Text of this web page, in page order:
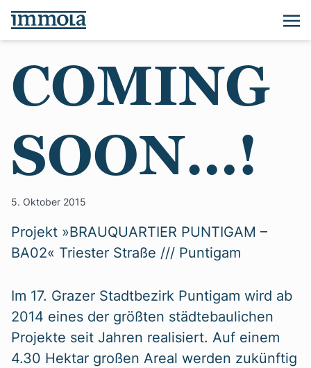
COMING
SOON…!
5. Oktober 2015
Projekt »BRAUQUARTIER PUNTIGAM –
BA02« Triester Straße /// Puntigam
Im 17. Grazer Stadtbezirk Puntigam wird ab
2014 eines der größten städtebaulichen
Projekte seit Jahren realisiert. Auf einem
4.30 Hektar großen Areal werden zukünftig